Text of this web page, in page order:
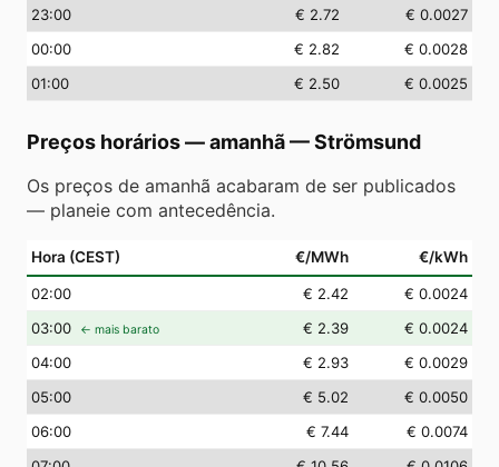
23:00 € 2.72
€ 0.0027
00:00 € 2.82
€ 0.0028
01:00 € 2.50 € 0.0025
Preços horários — amanhã—Strömsund
Os preços de amanhã acabaram de ser publicados
— planeie com antecedência.
Hora (CEST) €/MWh €/kWh
02:00 € 2.42
€ 0.0024
03:00 ← mais barato € 2.39
€ 0.0024
04:00 € 2.93
€ 0.0029
05:00 € 5.02
€ 0.0050
06:00 € 7.44
€ 0.0074